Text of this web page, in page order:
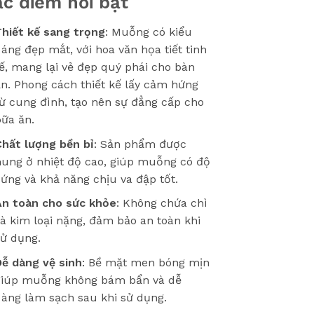
kế sang trọng: Muỗng có kiểu
đẹp mắt, với hoa văn họa tiết tinh
mang lại vẻ đẹp quý phái cho bàn
Phong cách thiết kế lấy cảm hứng
cung đình, tạo nên sự đẳng cấp cho
ăn.
lượng bền bỉ: Sản phẩm được
ở nhiệt độ cao, giúp muỗng có độ
và khả năng chịu va đập tốt.
toàn cho sức khỏe: Không chứa chì
kim loại nặng, đảm bảo an toàn khi
dụng.
dàng vệ sinh: Bề mặt men bóng mịn
muỗng không bám bẩn và dễ
làm sạch sau khi sử dụng.